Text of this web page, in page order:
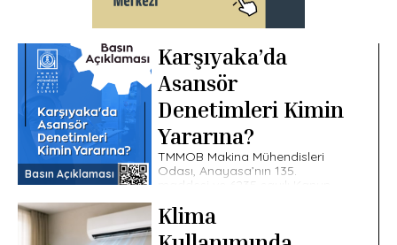
Basın Açıklaması
Karşıyaka’da
Asansör
Denetimleri Kimin
Yararına?
TMMOB Makina Mühendisleri
Odası, Anayasa’nın 135.
maddesi ve 6235 sayılı Kanun
niteliğinde bir meslek
kuruluşudur. Odamız, uzun
yıllardır kamu yararını esas […]
Klima